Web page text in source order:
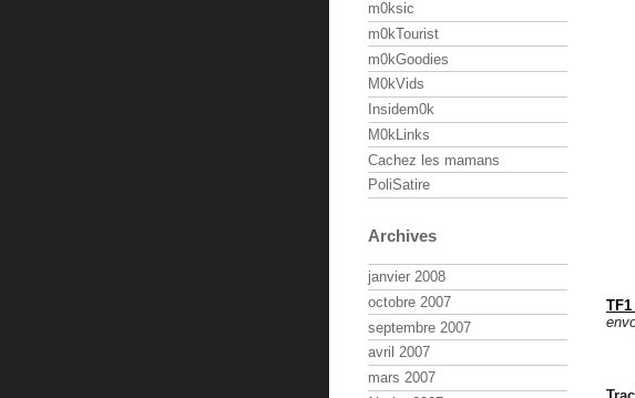
m0ksic
m0kTourist
m0kGoodies
M0kVids
Insidem0k
M0kLinks
Cachez les mamans
PoliSatire
Archives
janvier 2008
octobre 2007
septembre 2007
avril 2007
mars 2007